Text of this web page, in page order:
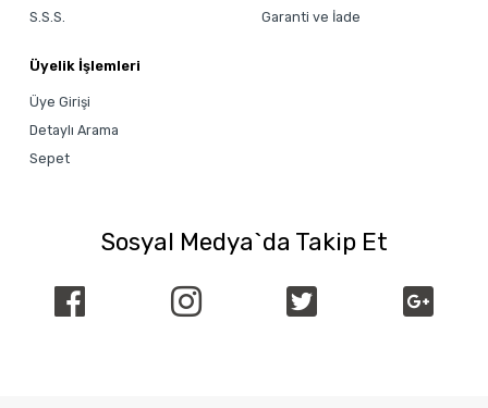
S.S.S.
Garanti ve İade
Üyelik İşlemleri
Üye Girişi
Detaylı Arama
Sepet
Sosyal Medya`da Takip Et